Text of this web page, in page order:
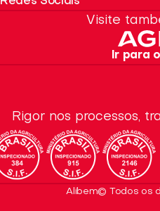
Quero Revender
Política de privacidade
Visite
Ir para
Rigor nos processos,
Alibem© Todos os